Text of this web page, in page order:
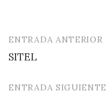
Navegación
de
entradas
ENTRADA ANTERIOR
SITEL
ENTRADA SIGUIENTE